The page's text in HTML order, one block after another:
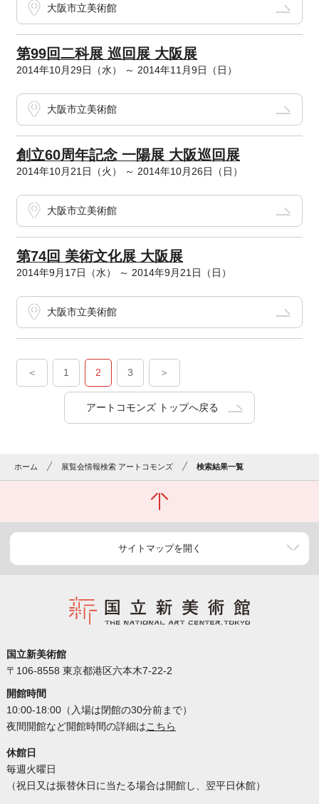
大阪市立美術館
第99回二科展 巡回展 大阪展
2014年10月29日（水） ～ 2014年11月9日（日）
大阪市立美術館
創立60周年記念 一陽展 大阪巡回展
2014年10月21日（火） ～ 2014年10月26日（日）
大阪市立美術館
第74回 美術文化展 大阪展
2014年9月17日（水） ～ 2014年9月21日（日）
大阪市立美術館
＜ 1 2 3 ＞
アートコモンズ トップへ戻る
ホーム 展覧会情報検索 アートコモンズ 検索結果一覧
サイトマップを開く
国立新美術館
〒106-8558 東京都港区六本木7-22-2
開館時間
10:00-18:00（入場は閉館の30分前まで）
夜間開館など開館時間の詳細はこちら
休館日
毎週火曜日
（祝日又は振替休日に当たる場合は開館し、翌平日休館）